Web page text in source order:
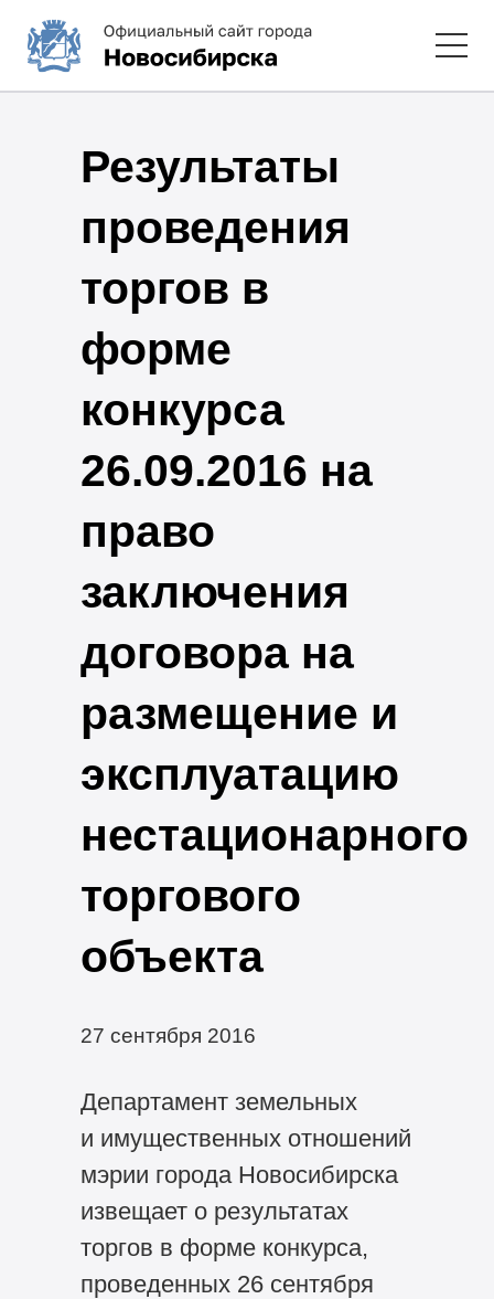
Результаты
проведения
торгов в
форме
конкурса
26.09.2016 на
право
заключения
договора на
размещение и
эксплуатацию
нестационарного
торгового
объекта
27 сентября 2016
Департамент земельных
и имущественных отношений
мэрии города Новосибирска
извещает о результатах
торгов в форме конкурса,
проведенных 26 сентября